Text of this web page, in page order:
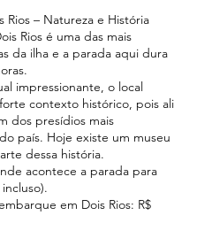
Rios – Natureza e História
Rios é uma das mais
da ilha e a parada aqui dura
impressionante, o local
contexto histórico, pois ali
dos presídios mais
país. Hoje existe um museu
dessa história.
acontece a parada para
em Dois Rios: R$